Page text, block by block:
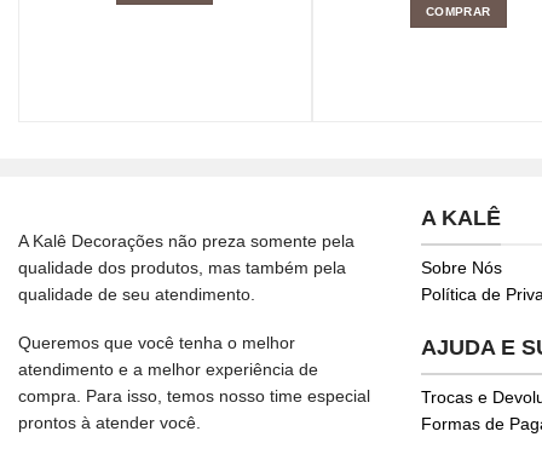
COMPRAR
A Kalê Decorações não preza somente pela
qualidade dos produtos, mas também pela
qualidade de seu atendimento.
Queremos que você tenha o melhor
atendimento e a melhor experiência de
compra. Para isso, temos nosso time especial
prontos à atender você.
A KALÊ
Sobre Nós
Política de
AJUDA E
Trocas e
Formas de